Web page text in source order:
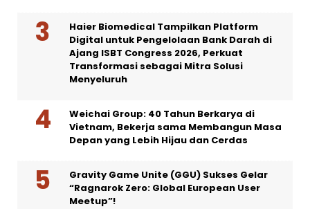
Haier Biomedical Tampilkan Platform
Digital untuk Pengelolaan Bank Darah di
Ajang ISBT Congress 2026, Perkuat
Transformasi sebagai Mitra Solusi
Menyeluruh
Weichai Group: 40 Tahun Berkarya di
Vietnam, Bekerja sama Membangun Masa
Depan yang Lebih Hijau dan Cerdas
Gravity Game Unite (GGU) Sukses Gelar
“Ragnarok Zero: Global European User
Meetup”!